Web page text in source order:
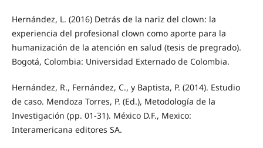
Hernández, L. (2016) Detrás de la nariz del clown: la
experiencia del profesional clown como aporte para la
humanización de la atención en salud (tesis de pregrado).
Bogotá, Colombia: Universidad Externado de Colombia.
Hernández, R., Fernández, C., y Baptista, P. (2014). Estudio
de caso. Mendoza Torres, P. (Ed.), Metodología de la
Investigación (pp. 01-31). México D.F., Mexico:
Interamericana editores SA.